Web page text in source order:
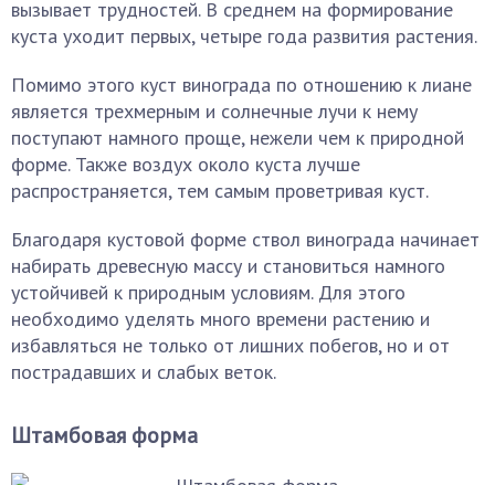
вызывает трудностей. В среднем на формирование
куста уходит первых, четыре года развития растения.
Помимо этого куст винограда по отношению к лиане
является трехмерным и солнечные лучи к нему
поступают намного проще, нежели чем к природной
форме. Также воздух около куста лучше
распространяется, тем самым проветривая куст.
Благодаря кустовой форме ствол винограда начинает
набирать древесную массу и становиться намного
устойчивей к природным условиям. Для этого
необходимо уделять много времени растению и
избавляться не только от лишних побегов, но и от
пострадавших и слабых веток.
Штамбовая форма